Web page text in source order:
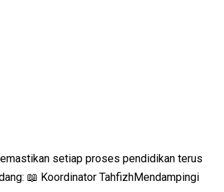
setiap proses pendidikan terus
📖 Koordinator TahfizhMendampingi